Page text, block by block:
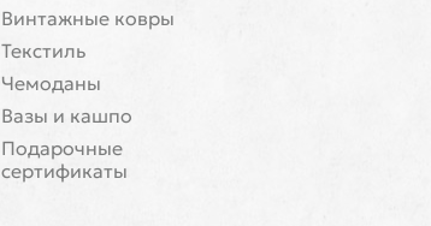
Винтажные ковры
Текстиль
Чемоданы
Вазы и кашпо
Подарочные
сертификаты